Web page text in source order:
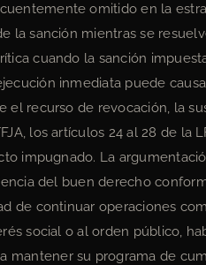
omitido en la
la sanción mientras se
cuando la sanción
inmediata puede
el recurso de revocación, la
los artículos 24 al 28 de la
impugnado. La
del buen derecho
de continuar operaciones
social o al orden público,
mantener su programa de